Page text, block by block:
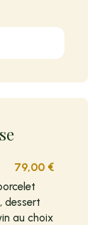
79,00 €
dessert
au choix